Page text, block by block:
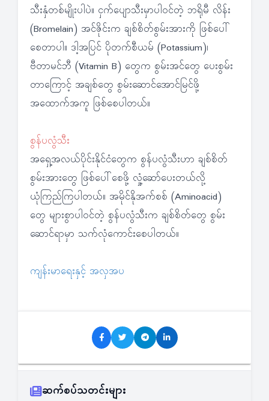
သီးနှံတစ်မျိုးပါပဲ။ ငှက်ပျောသီးမှာပါဝင်တဲ့ ဘရိုမီ လိန်း
(Bromelain) အင်ဇိုင်းက ချစ်စိတ်စွမ်းအားကို ဖြစ်ပေါ်
စေတာပါ။ ဒါ့အပြင် ပိုတက်စီယမ် (Potassium)၊
ဗီတာမင်ဘီ (Vitamin B) တွေက စွမ်းအင်တွေ ပေးစွမ်း
တာကြောင့် အချစ်တွေ စွမ်းဆောင်အောင်မြင်ဖို့
အထောက်အကူ ဖြစ်စေပါတယ်။
စွန်ပလွံသီး
အရှေ့အလယ်ပိုင်းနိုင်ငံတွေက စွန်ပလွံသီးဟာ ချစ်စိတ်
စွမ်းအားတွေ ဖြစ်ပေါ်စေဖို့ လှုံ့ဆော်ပေးတယ်လို့
ယုံကြည်ကြပါတယ်။ အမိုင်နိုအက်စစ် (Aminoacid)
တွေ များစွာပါဝင်တဲ့ စွန်ပလွံသီးက ချစ်စိတ်တွေ စွမ်း
ဆောင်ရာမှာ သက်လုံကောင်းစေပါတယ်။
ကျန်းမာရေးနှင့် အလှအပ
ဆက်စပ်သတင်းများ